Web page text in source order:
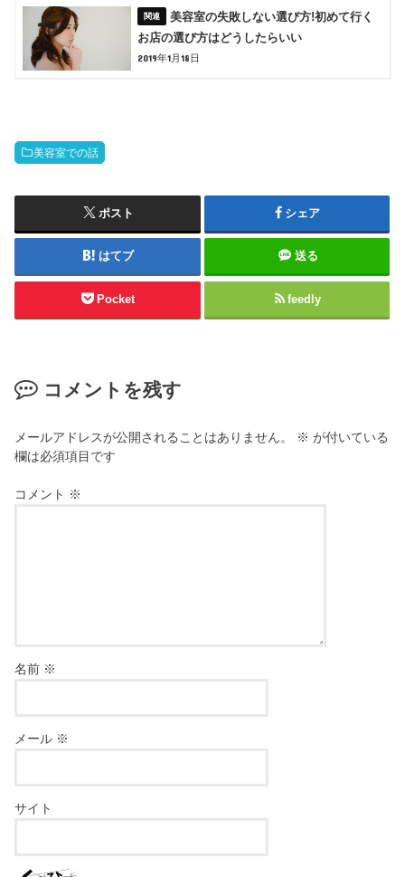
美容室の失敗しない選び方!初めて行く
お店の選び方はどうしたらいい
2019年1月18日
美容室での話
ポスト シェア
はてブ 送る
Pocket feedly
コメントを残す
メールアドレスが公開されることはありません。 ※ が付いている
欄は必須項目です
コメント ※
名前 ※
メール ※
サイト